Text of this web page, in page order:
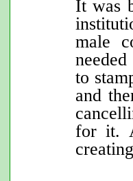
It was
male
to
and
for it.